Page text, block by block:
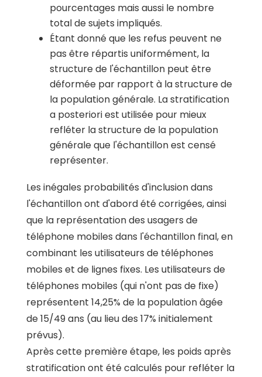
pourcentages mais aussi le nombre
total de sujets impliqués.
Étant donné que les refus peuvent ne
pas être répartis uniformément, la
structure de l'échantillon peut être
déformée par rapport à la structure de
la population générale. La stratification
a posteriori est utilisée pour mieux
refléter la structure de la population
générale que l'échantillon est censé
représenter.
Les inégales probabilités d'inclusion dans
l'échantillon ont d'abord été corrigées, ainsi
que la représentation des usagers de
téléphone mobiles dans l'échantillon final, en
combinant les utilisateurs de téléphones
mobiles et de lignes fixes. Les utilisateurs de
téléphones mobiles (qui n'ont pas de fixe)
représentent 14,25% de la population âgée
de 15/49 ans (au lieu des 17% initialement
prévus).
Après cette première étape, les poids après
stratification ont été calculés pour refléter la